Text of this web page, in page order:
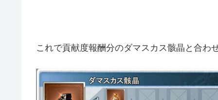
これで貢献度報酬分のダマスカス骸晶と合わ